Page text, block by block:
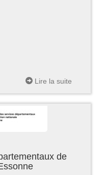
Lire la suite
de